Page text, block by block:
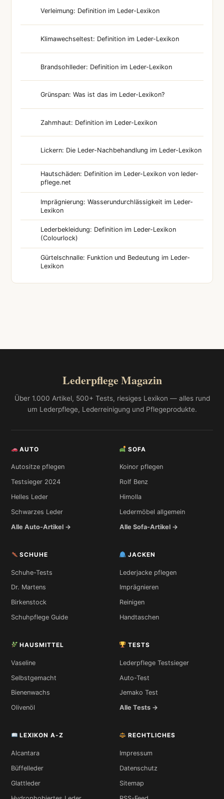
Verleimung: Definition im Leder-Lexikon
Klimawechseltest: Definition im Leder-Lexikon
Brandsohlleder: Definition im Leder-Lexikon
Grünspan: Was ist das im Leder-Lexikon?
Zahmhaut: Definition im Leder-Lexikon
Lickern: Die Leder-Nachbehandlung im Leder-Lexikon
Hautschäden: Definition im Leder-Lexikon von leder-
pflege.net
Imprägnierung: Wasserundurchlässigkeit im Leder-
Lexikon
Lederbekleidung: Definition im Leder-Lexikon
(Colourlock)
Gürtelschnalle: Funktion und Bedeutung im Leder-
Lexikon
Lederpflege Magazin
Über 1.000 Artikel, 500+ Tests, riesiges Lexikon — alles rund
um Lederpflege, Lederreinigung und Pflegeprodukte.
AUTO
Autositze pflegen
Testsieger 2024
Helles Leder
Schwarzes Leder
Alle Auto-Artikel →
SOFA
Koinor pflegen
Rolf Benz
Himolla
Ledermöbel allgemein
Alle Sofa-Artikel →
SCHUHE
Schuhe-Tests
Dr. Martens
Birkenstock
Schuhpflege Guide
JACKEN
Lederjacke pflegen
Imprägnieren
Reinigen
Handtaschen
HAUSMITTEL
Vaseline
Selbstgemacht
Bienenwachs
Olivenöl
TESTS
Lederpflege Testsieger
Auto-Test
Jemako Test
Alle Tests →
LEXIKON A-Z
Alcantara
Büffelleder
Glattleder
RECHTLICHES
Impressum
Datenschutz
Sitemap